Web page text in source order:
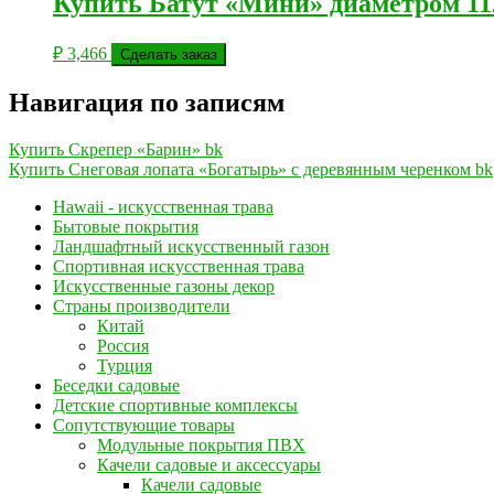
₽ 3,466 Сделать заказ
Навигация по записям
Купить Скрепер «Барин» bk
Купить Снеговая лопата «Богатырь» с деревянным черенком bk
Hawaii - искусственная трава
Бытовые покрытия
Ландшафтный искусственный газон
Спортивная искусственная трава
Искусственные газоны декор
Страны производители
Китай
Россия
Турция
Беседки садовые
Детские спортивные комплексы
Сопутствующие товары
Модульные покрытия ПВХ
Качели садовые и аксессуары
Качели садовые